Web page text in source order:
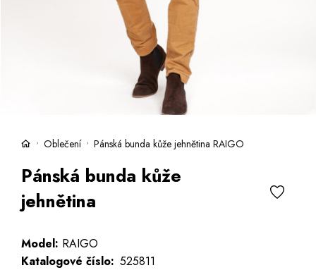
Oblečení Pánská bunda kůže jehnětina RAIGO
Pánská bunda kůže
jehnětina
Model: RAIGO
Katalogové číslo: 525811